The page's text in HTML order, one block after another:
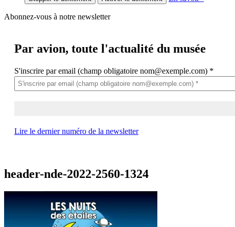
Abonnez-vous à notre newsletter
Par avion, toute l'actualité du musée
S'inscrire par email (champ obligatoire nom@exemple.com) *
Lire le dernier numéro de la newsletter
header-nde-2022-2560-1324